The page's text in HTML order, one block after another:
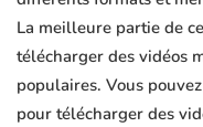
La meilleure partie de
télécharger des vidéos
populaires. Vous
pour télécharger des